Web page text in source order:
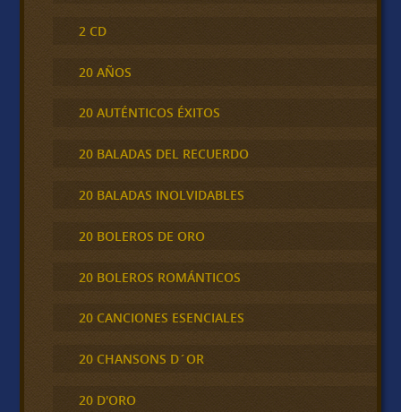
2 CD
20 AÑOS
20 AUTÉNTICOS ÉXITOS
20 BALADAS DEL RECUERDO
20 BALADAS INOLVIDABLES
20 BOLEROS DE ORO
20 BOLEROS ROMÁNTICOS
20 CANCIONES ESENCIALES
20 CHANSONS D´OR
20 D'ORO